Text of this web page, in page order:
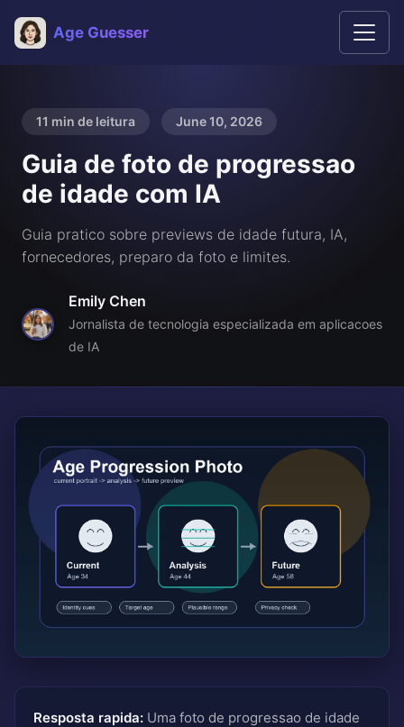
Age Guesser
11 min de leitura June 10, 2026
Guia de foto de progressao
de idade com IA
Guia pratico sobre previews de idade futura, IA,
fornecedores, preparo da foto e limites.
Emily Chen
Jornalista de tecnologia especializada em aplicacoes
de IA
Resposta rapida: Uma foto de progressao de idade